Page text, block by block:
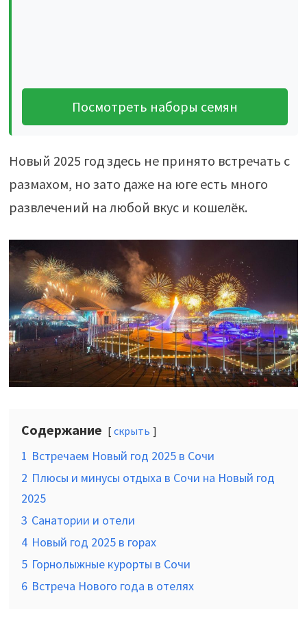
Посмотреть наборы семян
Новый 2025 год здесь не принято встречать с
размахом, но зато даже на юге есть много
развлечений на любой вкус и кошелёк.
Содержание скрыть
1 Встречаем Новый год 2025 в Сочи
2 Плюсы и минусы отдыха в Сочи на Новый год
2025
3 Санатории и отели
4 Новый год 2025 в горах
5 Горнолыжные курорты в Сочи
6 Встреча Нового года в отелях